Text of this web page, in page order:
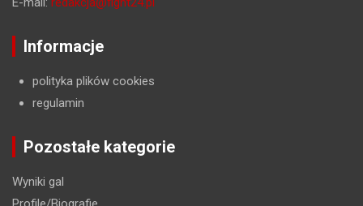
Informacje
polityka plików cookies
regulamin
Pozostałe kategorie
Wyniki gal